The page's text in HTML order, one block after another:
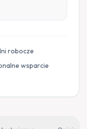
robocze
wsparcie